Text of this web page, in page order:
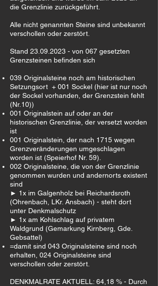
die Grenzlinie zurückgeführt.
Alle nicht genannten Steine sind unbekannt
verschollen oder zerstört.
Stand 23.09.2023 - von 067 gesetzten
Grenzsteinen befinden sich
039 Originalsteine noch am historischen
Setzungsort + 001 Sockel (hier ist nur noch
der Sockel vorhanden, der Grenzstein fehlt
(Nr.10))
001 Originalstein auf oder an der
historischen Grenzlinie, der versetzt worden
ist
001 Originalstein, der nach 1715 wegen
Grenzveränderungen umgeschlagen
worden ist (Speierhof Nr. 59).
002 Originalsteine, die von der Grenzlinie
genommen wurden und andernorts existent
sind
► 1x im Galgenholz bei Reichardsroth
(Ohrenbach, LKr. Ansbach) - steht dort
unter Denkmalschutz
► 1x am Kohlschlag auf privatem
Waldgrund (Gemarkung Kirnberg, Gde.
Gebsattel)
=damit sind 043 Originalsteine sind noch
erhalten, 024 Originalsteine sind
verschollen oder zerstört.
DENKMALRATE AKTUELL: 64,18 % - Durch